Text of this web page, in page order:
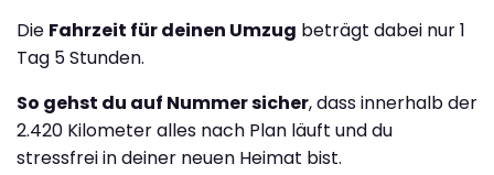
Die Fahrzeit für deinen Umzug beträgt dabei nur 1
Tag 5 Stunden.
So gehst du auf Nummer sicher, dass innerhalb der
2.420 Kilometer alles nach Plan läuft und du
stressfrei in deiner neuen Heimat bist.